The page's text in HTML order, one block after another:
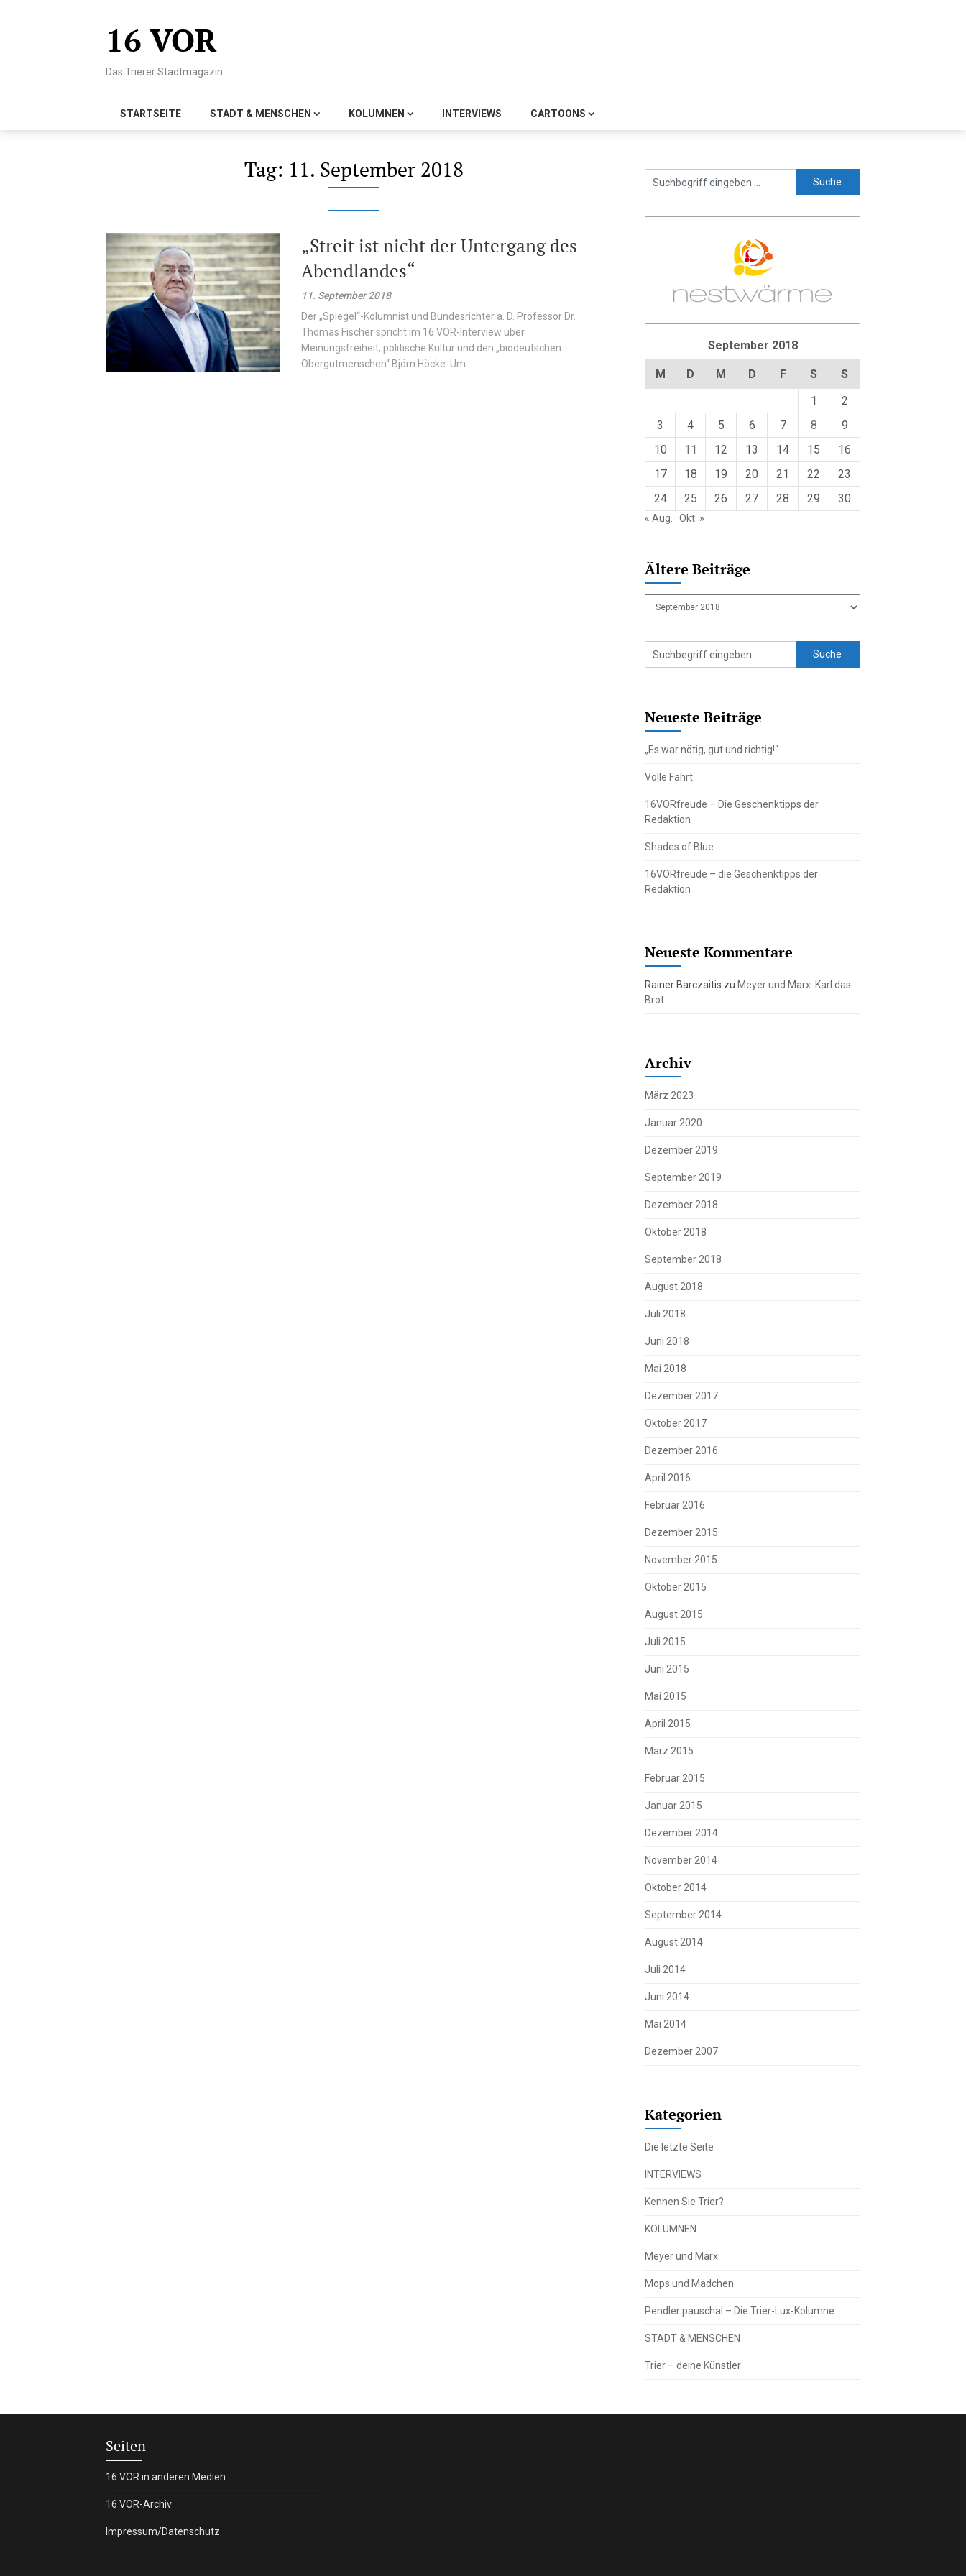
16 VOR
Das Trierer Stadtmagazin
STARTSEITE STADT & MENSCHEN KOLUMNEN INTERVIEWS CARTOONS
Tag: 11. September 2018
„Streit ist nicht der Untergang des
Abendlandes“
11. September 2018
Der „Spiegel“-Kolumnist und Bundesrichter a. D. Professor Dr.
Thomas Fischer spricht im 16 VOR-Interview über
Meinungsfreiheit, politische Kultur und den „biodeutschen
Obergutmenschen“ Björn Höcke. Um...
September 2018
M D M D F S
S
1
2
3
4 5 6 7 8
9
10
11 12 13 14 15
16
17
18 19 20 21 22
23
24
25 26 27 28 29 30
« Aug. Okt. »
Ältere Beiträge
Beiträge
Neueste Beiträge
„Es war nötig, gut und richtig!“
Volle Fahrt
16VORfreude – Die Geschenktipps der
Redaktion
Shades of Blue
16VORfreude – die Geschenktipps der
Redaktion
Neueste Kommentare
Rainer Barczaitis zu Meyer und Marx: Karl das
Brot
Archiv
März 2023
Januar 2020
Dezember 2019
September 2019
Dezember 2018
Oktober 2018
September 2018
August 2018
Juli 2018
Juni 2018
Mai 2018
Dezember 2017
Oktober 2017
Dezember 2016
April 2016
Februar 2016
Dezember 2015
November 2015
Oktober 2015
August 2015
Juli 2015
Juni 2015
Mai 2015
April 2015
März 2015
Februar 2015
Januar 2015
Dezember 2014
November 2014
Oktober 2014
September 2014
August 2014
Juli 2014
Juni 2014
Mai 2014
Dezember 2007
Kategorien
Die letzte Seite
INTERVIEWS
Kennen Sie Trier?
KOLUMNEN
Meyer und Marx
Mops und Mädchen
Pendler pauschal – Die Trier-Lux-Kolumne
STADT & MENSCHEN
Trier – deine Künstler
Seiten
16 VOR in anderen Medien
16 VOR-Archiv
Impressum/Datenschutz